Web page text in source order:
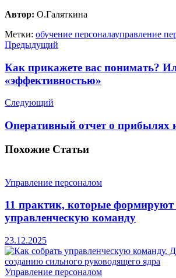
Автор: О.Галяткина
Метки: обучение персоналауправление
Предыдущий
Как прикажете вас понимать?
«эффективностью»
Следующий
Оперативный отчет о прибылях
Похожие Статьи
Управление персоналом
11 практик, которые
управленческую команду
23.12.2025
Управление персоналом